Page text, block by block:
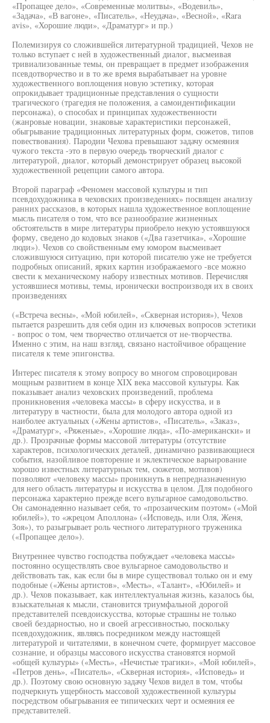
«Пропащее дело», «Современные молитвы», «Водевиль»,
«Задача», «В вагоне», «Писатель», «Неудача», «Весной», «Rara
avis», «Хорошие люди», «Драматург» и пр.)
Полемизируя со сложившейся литературной традицией, Чехов не
только вступает с ней в художественный диалог, высмеивая
тривиализованные темы, он превращает в предмет изображения
псевдотворчество и в то же время вырабатывает на уровне
художественного воплощения новую эстетику, которая
опрокидывает традиционные представления о сущности
трагического (трагедия не положения, а самоидентификации
персонажа), о способах и принципах художественности
(жанровые новации, знаковые характеристики персонажей,
обыгрывание традиционных литературных форм, сюжетов, типов
повествования). Пародии Чехова превышают задачу осмеяния
чужого текста -это в первую очередь творческий диалог с
литературой, диалог, который демонстрирует образец высокой
художественной рецепции самого автора.
Второй параграф «Феномен массовой культуры и тип
псевдохудожника в чеховских произведениях» посвящен анализу
ранних рассказов, в которых нашла художественное воплощение
мысль писателя о том, что все разнообразие жизненных
обстоятельств в мире литературы приобрело некую устоявшуюся
форму, сведено до кодовых знаков («Два газетчика», «Хорошие
люди»). Чехов со свойственным ему юмором высмеивает
сложившуюся ситуацию, при которой писателю уже не требуется
подробных описаний, ярких картин изображаемого -все можно
свести к механическому набору известных мотивов. Перечисляя
устоявшиеся мотивы, темы, иронически воспроизводя их в своих
произведениях
(«Встреча весны», «Мой юбилей», «Скверная история»), Чехов
пытается разрешить для себя один из ключевых вопросов эстетики
- вопрос о том, чем творчество отличается от не-творчества.
Именно с этим, на наш взгляд, связано настойчивое обращение
писателя к теме эпигонства.
Интерес писателя к этому вопросу во многом спровоцирован
мощным развитием в конце XIX века массовой культуры. Как
показывает анализ чеховских произведений, проблема
проникновения «человека массы» в сферу искусства, и в
литературу в частности, была для молодого автора одной из
наиболее актуальных («Жены артистов», «Писатель», «Заказ»,
«Драматург», «Ряженые», «Хорошие люда», «По-американски» и
др.). Прозрачные формы массовой литературы (отсутствие
характеров, психологических деталей, динамично развивающиеся
события, назойливое повторение и эклектическое варьирование
хорошо известных литературных тем, сюжетов, мотивов)
позволяют «человеку массы» проникнуть в непредназначенную
для него область литературы и искусства в целом. Для подобного
персонажа характерно прежде всего вульгарное самодовольство.
Он самонадеянно называет себя, то «прозаическим поэтом» («Мой
юбилей»), то «жрецом Аполлона» («Исповедь, или Оля, Женя,
Зоя»), то разыгрывает роль честного литературного труженика
(«Пропащее дело»).
Внутреннее чувство господства побуждает «человека массы»
постоянно осуществлять свое вульгарное самодовольство и
действовать так, как если бы в мире существовал только он и ему
подобные («Жены артистов», «Месть», «Талант», «Юбилей» и
др.). Чехов показывает, как интеллектуальная жизнь, казалось бы,
взыскательная к мысли, становится триумфальной дорогой
представителей псевдоискусства, которые страшны не только
своей бездарностью, но и своей агрессивностью, поскольку
псевдохудожник, являясь посредником между настоящей
литературой и читателями, в конечном счете, формирует массовое
сознание, и образцы массового искусства становятся нормой
«общей культуры» («Месть», «Нечистые трагики», «Мой юбилей»,
«Петров день», «Писатель», «Скверная история», «Исповедь» и
др.). Поэтому свою основную задачу Чехов видел в том, чтобы
подчеркнуть ущербность массовой художественной культуры
посредством обыгрывания ее типических черт и осмеяния ее
представителей.